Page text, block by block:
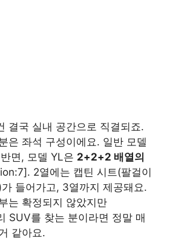
결국 실내 공간으로 직결되죠.
은 좌석 구성이에요. 일반 모델
면, 모델 YL은 2+2+2 배열의
2열에는 캡틴 시트(팔걸이
들어가고, 3열까지 제공돼요.
는 확정되지 않았지만
SUV를 찾는 분이라면 정말 매
같아요.